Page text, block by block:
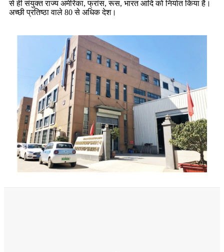
से ही संयुक्त राज्य अमेरिका, फ्रांस, रूस, भारत आदि को निर्यात किया है।
अच्छी प्रतिष्ठा वाले 80 से अधिक देश।